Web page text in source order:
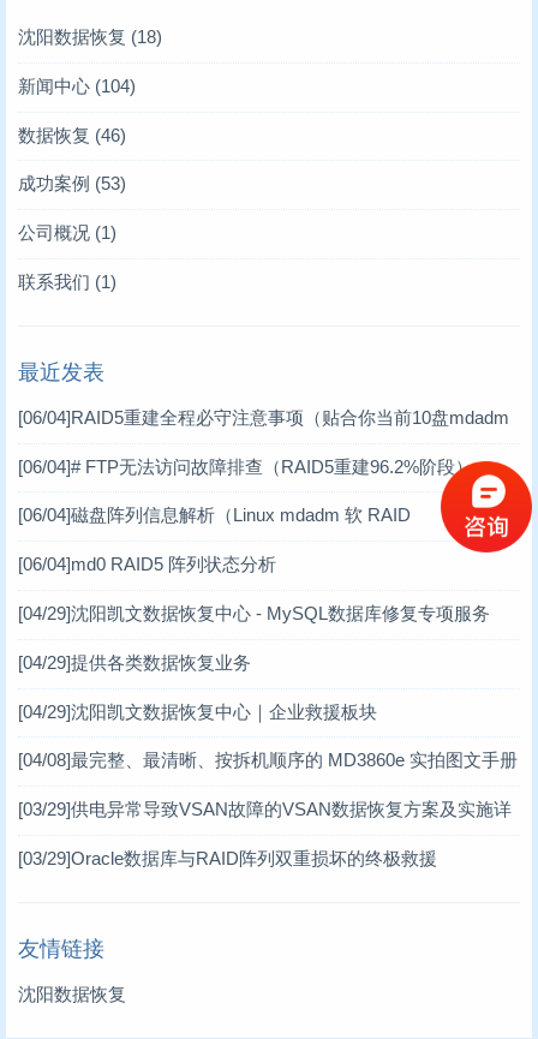
沈阳数据恢复 (18)
新闻中心 (104)
存储业内新闻
凯文数据恢复新闻
技术文章
数据恢复 (46)
服务器数据恢复
硬盘数据恢复
存储卡类恢复
数据库修复
成功案例 (53)
服务器数据恢复案例
数据库修复案例
工控机数据恢复案例
数码数据恢复案例(3)
DV数据恢复案例(1)
虚拟机数据恢复案例(2)
小型机数据恢复(1)
台式机数据恢复案例(14)
笔记本数据恢复案例(3)
公司概况 (1)
联系我们 (1)
最近发表
[06/04]RAID5重建全程必守注意事项（贴合你当前10盘mdadm
[06/04]# FTP无法访问故障排查（RAID5重建96.2%阶段）
[06/04]磁盘阵列信息解析（Linux mdadm 软 RAID
[06/04]md0 RAID5 阵列状态分析
[04/29]沈阳凯文数据恢复中心 - MySQL数据库修复专项服务
[04/29]提供各类数据恢复业务
[04/29]沈阳凯文数据恢复中心｜企业救援板块
[04/08]最完整、最清晰、按拆机顺序的 MD3860e 实拍图文手册
MD3860e / MD3060e
[03/29]供电异常导致VSAN故障的VSAN数据恢复方案及实施详
情 一、VSAN分布式存储架构简介
[03/29]Oracle数据库与RAID阵列双重损坏的终极救援
友情链接
沈阳数据恢复